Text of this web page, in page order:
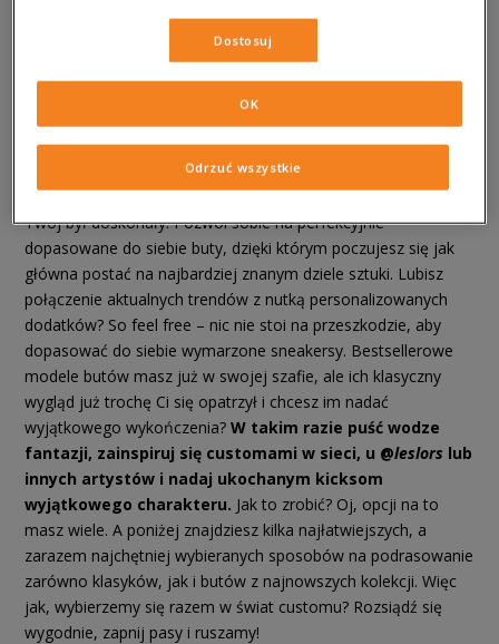
Best way? Your way!
Wybierając nowy fit, szukasz takiego, który od razu zawróci Ci
tym mówimy. Niezależnie od sytuacji, w każdym outficie
przemycasz odrobinę swojego własnego vibe’u. Dlatego w
świecie, w którym każdy krok ma znaczenie, spraw, by ten
Twój był doskonały. Pozwól sobie na perfekcyjnie
dopasowane do siebie buty, dzięki którym poczujesz się jak
główna postać na najbardziej znanym dziele sztuki. Lubisz
połączenie aktualnych trendów z nutką personalizowanych
dodatków? So feel free – nic nie stoi na przeszkodzie, aby
dopasować do siebie wymarzone sneakersy. Bestsellerowe
modele butów masz już w swojej szafie, ale ich klasyczny
wygląd już trochę Ci się opatrzył i chcesz im nadać
wyjątkowego wykończenia? W takim razie puść wodze
fantazji, zainspiruj się customami w sieci, u @leslors lub
innych artystów i nadaj ukochanym kicksom
wyjątkowego charakteru. Jak to zrobić? Oj, opcji na to
masz wiele. A poniżej znajdziesz kilka najłatwiejszych, a
zarazem najchętniej wybieranych sposobów na podrasowanie
zarówno klasyków, jak i butów z najnowszych kolekcji. Więc
jak, wybierzemy się razem w świat customu? Rozsiądź się
wygodnie, zapnij pasy i ruszamy!
Dostosuj
Odrzuć wszystkie
OK